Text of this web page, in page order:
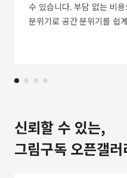
수 있습니다. 부담 없는 비
분위기로 공간 분위기를 쉽
신뢰할 수 있는,
그림구독 오픈갤러